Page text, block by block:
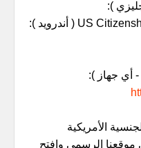
- أي جهاز ):
الأمريكية
موقعنا الرسمي وافتح